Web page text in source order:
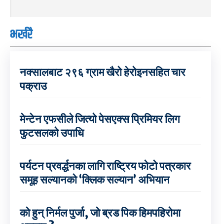
भर्खरै
नक्सालबाट २९६ ग्राम खैरो हेरोइनसहित चार
पक्राउ
मेन्टेन एफसीले जित्यो पेसएक्स प्रिमियर लिग
फुटसलको उपाधि
पर्यटन प्रवर्द्धनका लागि राष्ट्रिय फोटो पत्रकार
समूह सल्यानको ‘क्लिक सल्यान’ अभियान
को हुन् निर्मल पुर्जा, जो ब्रड पिक हिमपहिरोमा